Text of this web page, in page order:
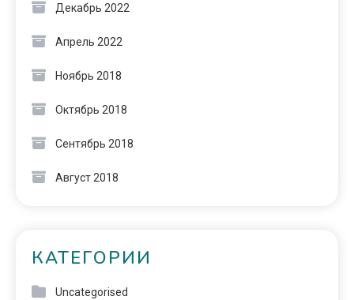
Декабрь 2022
Апрель 2022
Ноябрь 2018
Октябрь 2018
Сентябрь 2018
Август 2018
КАТЕГОРИИ
Uncategorised